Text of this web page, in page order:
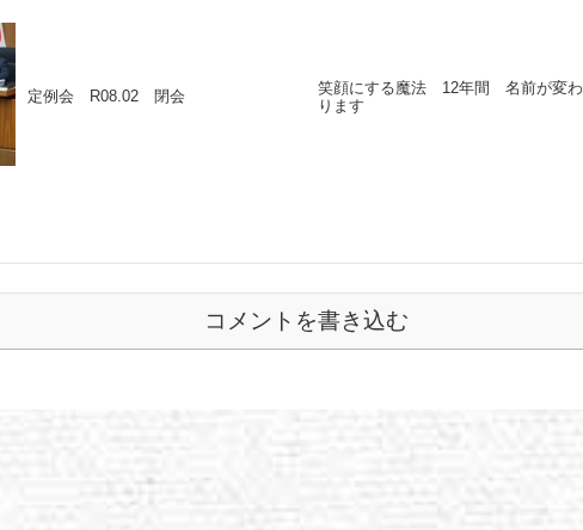
定例会 R08.02 閉会
笑顔にする魔法 12年間 名前が変わ
ります
コメントを書き込む